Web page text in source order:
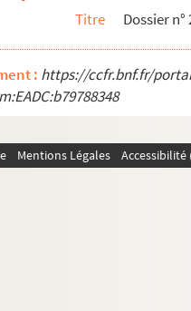
Titre Dossier n°
: https://ccfr.bnf.fr/
Mentions Légales